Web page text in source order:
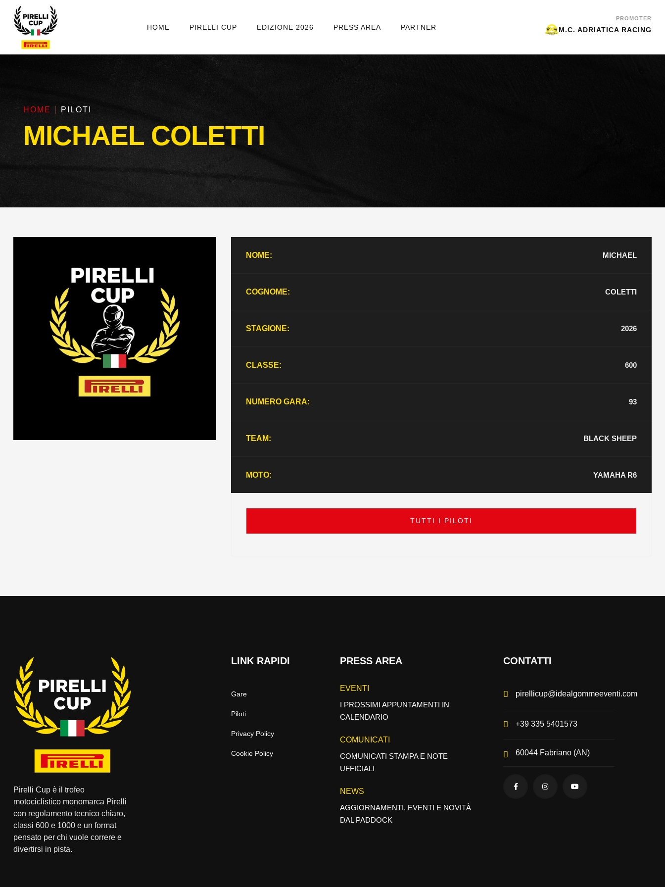
HOME PIRELLI CUP EDIZIONE 2026 PRESS AREA PARTNER
PROMOTER
M.C. ADRIATICA RACING
HOME PILOTI
MICHAEL COLETTI
NOME: MICHAEL
COGNOME: COLETTI
STAGIONE: 2026
CLASSE: 600
NUMERO GARA: 93
TEAM: BLACK SHEEP
MOTO: YAMAHA R6
TUTTI I PILOTI
Pirelli Cup è il trofeo
motociclistico monomarca Pirelli
con regolamento tecnico chiaro,
classi 600 e 1000 e un format
pensato per chi vuole correre e
divertirsi in pista.
LINK RAPIDI
Gare
Piloti
Privacy Policy
Cookie Policy
PRESS AREA
EVENTI
I PROSSIMI APPUNTAMENTI IN
CALENDARIO
COMUNICATI
COMUNICATI STAMPA E NOTE
UFFICIALI
NEWS
AGGIORNAMENTI, EVENTI E NOVITÀ
DAL PADDOCK
CONTATTI
pirellicup@idealgommeeventi.com
+39 335 5401573
60044 Fabriano (AN)